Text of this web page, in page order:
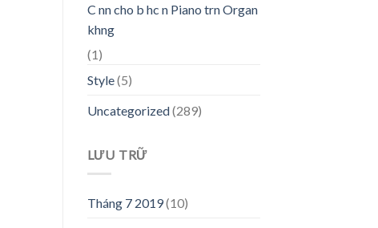
C nn cho b hc n Piano trn Organ
khng
(1)
Style(5)
Uncategorized(289)
LƯU TRỮ
Tháng 7 2019(10)